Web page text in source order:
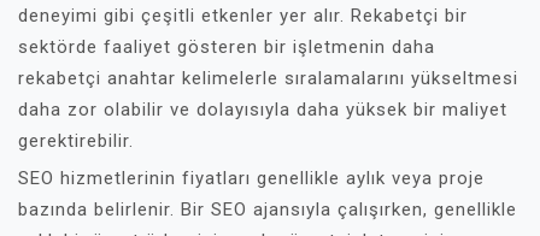
deneyimi gibi çeşitli etkenler yer alır. Rekabetçi bir
sektörde faaliyet gösteren bir işletmenin daha
rekabetçi anahtar kelimelerle sıralamalarını yükseltmesi
daha zor olabilir ve dolayısıyla daha yüksek bir maliyet
gerektirebilir.
SEO hizmetlerinin fiyatları genellikle aylık veya proje
bazında belirlenir. Bir SEO ajansıyla çalışırken, genellikle